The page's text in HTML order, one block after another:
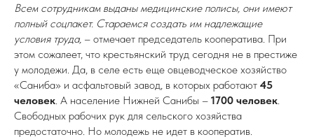
Всем сотрудникам выданы медицинские полисы, они имеют
полный соцпакет. Стараемся создать им надлежащие
условия труда, – отмечает председатель кооператива. При
этом сожалеет, что крестьянский труд сегодня не в престиже
у молодежи. Да, в селе есть еще овцеводческое хозяйство
«Саниба» и асфальтовый завод, в которых работают 45
человек. А население Нижней Санибы – 1700 человек.
Свободных рабочих рук для сельского хозяйства
предостаточно. Но молодежь не идет в кооператив.